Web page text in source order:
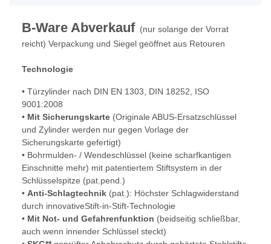
B-Ware Abverkauf(nur solange der Vorrat
reicht) Verpackung und Siegel geöffnet aus Retouren
Technologie
• Türzylinder nach DIN EN 1303, DIN 18252, ISO
9001:2008
• Mit Sicherungskarte (Originale ABUS-Ersatzschlüssel
und Zylinder werden nur gegen Vorlage der
Sicherungskarte gefertigt)
• Bohrmulden- / Wendeschlüssel (keine scharfkantigen
Einschnitte mehr) mit patentiertem Stiftsystem in der
Schlüsselspitze (pat.pend.)
• Anti-Schlagtechnik (pat.): Höchster Schlagwiderstand
durch innovativeStift-in-Stift-Technologie
• Mit Not- und Gefahrenfunktion (beidseitig schließbar,
auch wenn innender Schlüssel steckt)